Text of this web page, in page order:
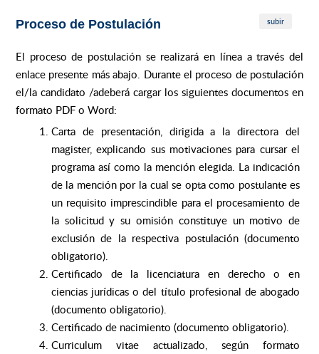
Proceso de Postulación subir
El proceso de postulación se realizará en línea a través del
enlace presente más abajo. Durante el proceso de postulación
el/la candidato /adeberá cargar los siguientes documentos en
formato PDF o Word:
Carta de presentación, dirigida a la directora del
magister, explicando sus motivaciones para cursar el
programa así como la mención elegida. La indicación
de la mención por la cual se opta como postulante es
un requisito imprescindible para el procesamiento de
la solicitud y su omisión constituye un motivo de
exclusión de la respectiva postulación (documento
obligatorio).
Certificado de la licenciatura en derecho o en
ciencias jurídicas o del título profesional de abogado
(documento obligatorio).
Certificado de nacimiento (documento obligatorio).
Curriculum vitae actualizado, según formato